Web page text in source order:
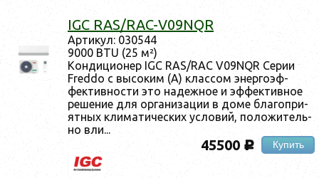
IGC RAS/RAC-V09NQR
Ар­ти­кул: 030544
9000 BTU (25 м²)
Кон­ди­ци­онер IGC RAS/RAC V09NQR Се­рии
Freddo с вы­соким (A) клас­сом энер­го­эф­
фектив­ности это на­деж­ное и эф­фектив­ное
ре­шение для ор­га­низа­ции в до­ме бла­гоп­ри­
ят­ных кли­мати­чес­ких ус­ло­вий, по­ложи­тель­
но вли...
45500 c Купить